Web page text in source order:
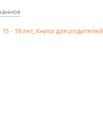
- 18 лет,Книги для родителей